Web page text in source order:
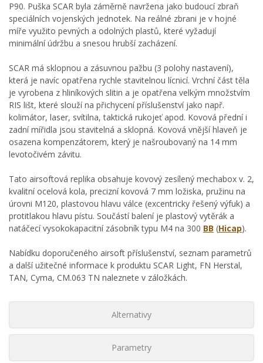
P90. Puška SCAR byla záměrně navržena jako budoucí zbraň
speciálních vojenských jednotek. Na reálné zbrani je v hojné
míře využito pevných a odolných plastů, které vyžadují
minimální údržbu a snesou hrubší zacházení.
SCAR má sklopnou a zásuvnou pažbu (3 polohy nastavení),
která je navíc opatřena rychle stavitelnou lícnicí. Vrchní část těla
je vyrobena z hliníkových slitin a je opatřena velkým množstvím
RIS lišt, které slouží na přichycení příslušenství jako např.
kolimátor, laser, svítilna, taktická rukojeť apod. Kovová přední i
zadní mířidla jsou stavitelná a sklopná. Kovová vnější hlaveň je
osazena kompenzátorem, který je našroubovaný na 14 mm
levotočivém závitu.
Tato airsoftová replika obsahuje kovový zesílený mechabox v. 2,
kvalitní ocelová kola, precizní kovová 7 mm ložiska, pružinu na
úrovni M120, plastovou hlavu válce (excentricky řešený výfuk) a
protitlakou hlavu pístu. Součástí balení je plastový vytěrák a
natáčecí vysokokapacitní zásobník typu M4 na 300 BB (Hicap).
Nabídku doporučeného airsoft příslušenství, seznam parametrů
a další užitečné informace k produktu SCAR Light, FN Herstal,
TAN, Cyma, CM.063 TN naleznete v záložkách.
Alternativy
Parametry